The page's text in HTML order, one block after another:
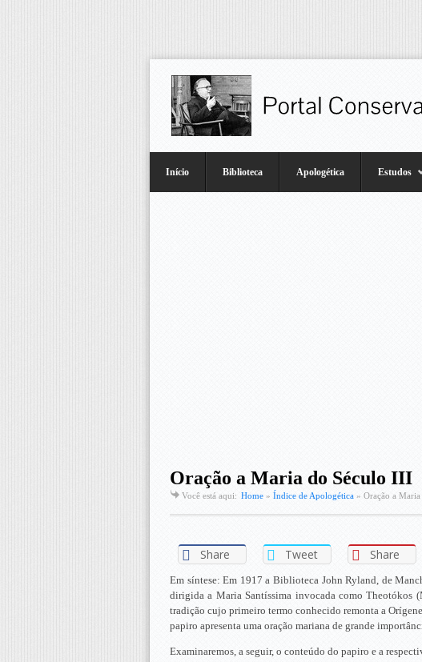
Início Biblioteca Apologética Estudos
Oração a Maria do Século III
Você está aqui: Home » Índice de Apologética » Oração a
Share Tweet Share
Em síntese: Em 1917 a Biblioteca John Ryland, de
dirigida a Maria Santíssima invocada como Theotókos
tradição cujo primeiro termo conhecido remonta a
papiro apresenta uma oração mariana de grande
Examinaremos, a seguir, o conteúdo do papiro e a